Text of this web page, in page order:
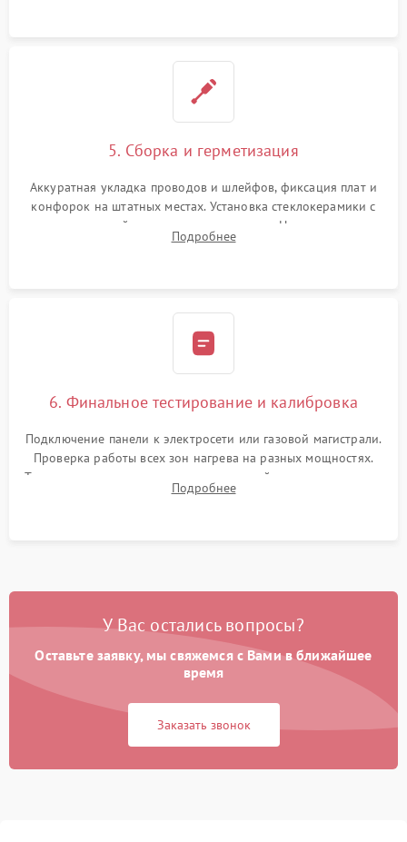
5. Сборка и герметизация
Аккуратная укладка проводов и шлейфов, фиксация плат и
конфорок на штатных местах. Установка стеклокерамики с
проверкой равномерности зазоров. Нанесение
термостойкого герметика или укладка уплотнительной
Подробнее
6. Финальное тестирование и калибровка
Подключение панели к электросети или газовой магистрали.
Проверка работы всех зон нагрева на разных мощностях.
Тестирование сенсорного управления, таймера, индикаторов
остаточного тепла и систем защиты от перегрева.
Подробнее
У Вас остались вопросы?
Оставьте заявку, мы свяжемся с Вами в ближайшее
время
Заказать звонок